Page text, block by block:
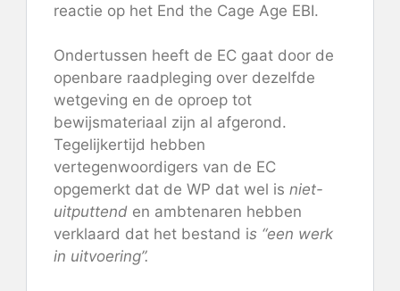
reactie op het End the Cage Age EBI.
Ondertussen heeft de EC gaat door de
openbare raadpleging over dezelfde
wetgeving en de oproep tot
bewijsmateriaal zijn al afgerond.
Tegelijkertijd hebben
vertegenwoordigers van de EC
opgemerkt dat de WP dat wel is niet-
uitputtend en ambtenaren hebben
verklaard dat het bestand is “een werk
in uitvoering”.